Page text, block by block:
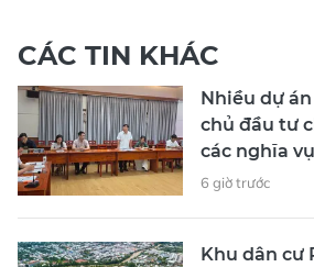
CÁC TIN KHÁC
Nhiều dự án
chủ đầu tư
các nghĩa vụ
6 giờ trước
Khu dân cư